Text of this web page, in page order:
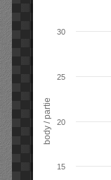
body / partie
15
20
25
30